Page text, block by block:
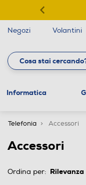
Negozi Volantini
Informatica
Telefonia Accessori
Accessori
Ordina per: